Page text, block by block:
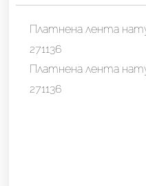
/
10м
271136
Платнена лента
271136
Платнена лента
271136